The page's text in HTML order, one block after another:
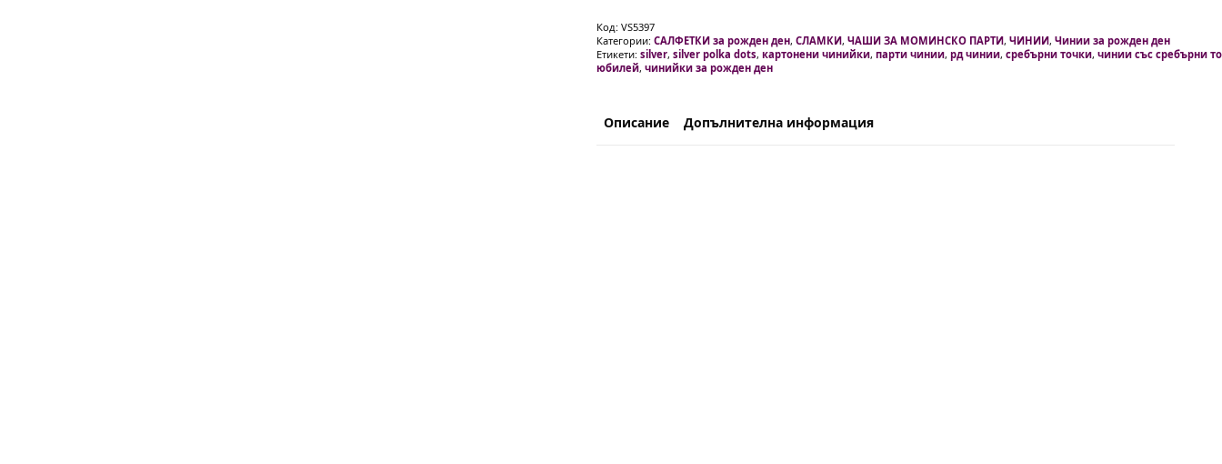
точки
-
10
броя
-
Код: VS5397
Категории: САЛФЕТКИ за рожден ден, СЛАМКИ, ЧАШИ ЗА МОМИНСКО ПАРТИ, ЧИНИИ, Чинии за рожден ден
Етикети: silver, silver polka dots, картонени чинийки, парти чинии, рд чинии, сребърни точки, чинии със сребърни
юбилей, чинийки за рожден ден
Описание Допълнителна информация